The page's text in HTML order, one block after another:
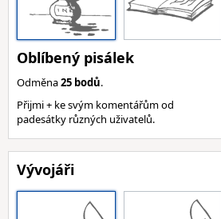
Oblíbený pisálek
Odměna25 bodů.
Přijmi + ke svým komentářům od
padesátky různých uživatelů.
Vývojáři